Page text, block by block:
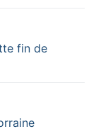
fin de